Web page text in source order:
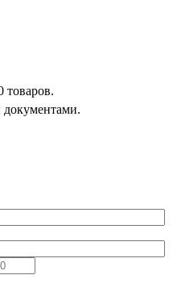
товаров.
документами.